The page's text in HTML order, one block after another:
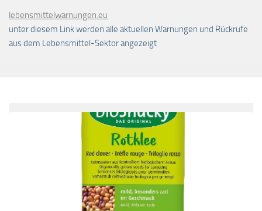
lebensmittelwarnungen.eu
unter diesem Link werden alle aktuellen Warnungen und Rückrufe
aus dem Lebensmittel-Sektor angezeigt